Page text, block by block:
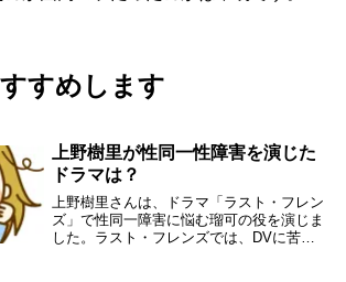
すめします
上野樹里が性同一性障害を演じた
ドラマは？
上野樹里さんは、ドラマ「ラスト・フレン
ズ」で性同一障害に悩む瑠可の役を演じま
した。ラスト・フレンズでは、DVに苦し